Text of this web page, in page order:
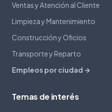
Ventas y Atención al Cliente
Limpieza y Mantenimiento
Construcción y Oficios
Transporte y Reparto
Empleos por ciudad →
Temas de interés